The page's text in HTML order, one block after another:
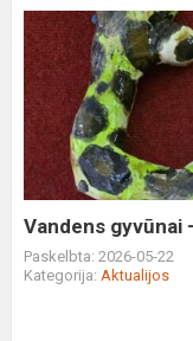
Vandens
gyvūnai
kūryba
ekologija
Vandens gyvūnai
Paskelbta: 2026-05-22
Kategorija: Aktualijos